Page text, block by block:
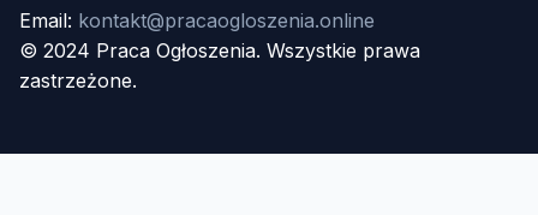
Email: kontakt@pracaogloszenia.online
© 2024 Praca Ogłoszenia. Wszystkie prawa
zastrzeżone.